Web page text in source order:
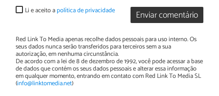
Enviar comentário
Li e aceito apolítica de privacidade
Red Link To Media apenas recolhe dados pessoais para uso interno. Os
seus dados nunca serão transferidos para terceiros sem a sua
autorização, em nenhuma circunstância.
De acordo com a lei de 8 de dezembro de 1992, você pode acessar a base
de dados que contém os seus dados pessoais e alterar essa informação
em qualquer momento, entrando em contato com Red Link To Media SL
(info@linktomedia.net)